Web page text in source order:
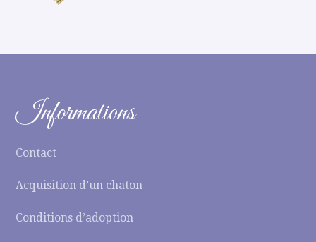
Informations
Contact
Acquisition d’un chaton
Conditions d’adoption